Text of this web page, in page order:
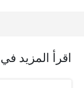
اقرأ المزيد في